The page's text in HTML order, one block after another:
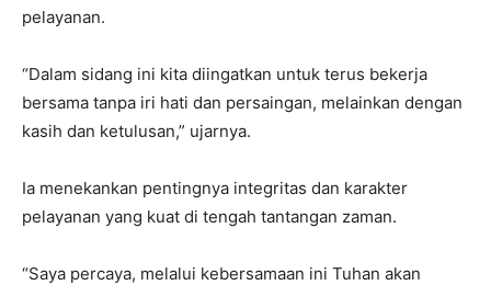
pelayanan.
“Dalam sidang ini kita diingatkan untuk terus bekerja
bersama tanpa iri hati dan persaingan, melainkan dengan
kasih dan ketulusan,” ujarnya.
Ia menekankan pentingnya integritas dan karakter
pelayanan yang kuat di tengah tantangan zaman.
“Saya percaya, melalui kebersamaan ini Tuhan akan